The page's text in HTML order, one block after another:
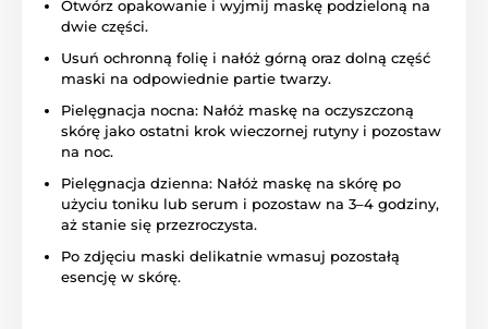
Otwórz opakowanie i wyjmij maskę podzieloną na
dwie części.
Usuń ochronną folię i nałóż górną oraz dolną część
maski na odpowiednie partie twarzy.
Pielęgnacja nocna: Nałóż maskę na oczyszczoną
skórę jako ostatni krok wieczornej rutyny i pozostaw
na noc.
Pielęgnacja dzienna: Nałóż maskę na skórę po
użyciu toniku lub serum i pozostaw na 3–4 godziny,
aż stanie się przezroczysta.
Po zdjęciu maski delikatnie wmasuj pozostałą
esencję w skórę.